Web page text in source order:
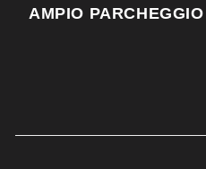
AMPIO